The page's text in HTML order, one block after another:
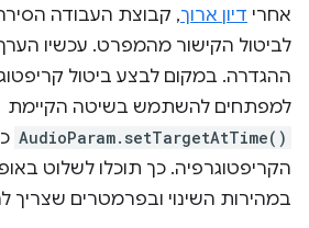
אחרי דיון ארוך, קבוצת העבודה
לביטול הקישור מהמפרט. עכשיו
ההגדרה. במקום לבצע ביטול
למפתחים להשתמש בשיטה הקיימת
AudioParam.setTargetAtTime()
הקריפטוגרפיה. כך תוכלו לשלוט
במהירות השינוי ובפרמטרים שצריך